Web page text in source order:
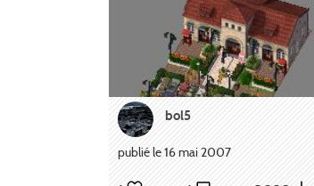
bol5
publié le 16 mai 2007